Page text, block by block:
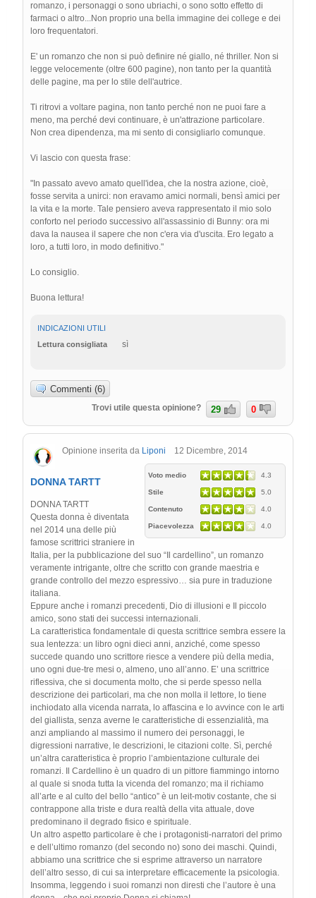
romanzo, i personaggi o sono ubriachi, o sono sotto effetto di
farmaci o altro...Non proprio una bella immagine dei college e dei
loro frequentatori.
E' un romanzo che non si può definire né giallo, né thriller. Non si
legge velocemente (oltre 600 pagine), non tanto per la quantità
delle pagine, ma per lo stile dell'autrice.
Ti ritrovi a voltare pagina, non tanto perché non ne puoi fare a
meno, ma perché devi continuare, è un'attrazione particolare.
Non crea dipendenza, ma mi sento di consigliarlo comunque.
Vi lascio con questa frase:
"In passato avevo amato quell'idea, che la nostra azione, cioè,
fosse servita a unirci: non eravamo amici normali, bensì amici per
la vita e la morte. Tale pensiero aveva rappresentato il mio solo
conforto nel periodo successivo all'assassinio di Bunny: ora mi
dava la nausea il sapere che non c'era via d'uscita. Ero legato a
loro, a tutti loro, in modo definitivo."
Lo consiglio.
Buona lettura!
INDICAZIONI UTILI
Lettura consigliata
sì
Commenti (6)
Trovi utile questa opinione? 29 0
Opinione inserita da Liponi 12 Dicembre, 2014
Voto medio 4.3
Stile 5.0
Contenuto 4.0
Piacevolezza 4.0
DONNA TARTT
DONNA TARTT
Questa donna è diventata
nel 2014 una delle più
famose scrittrici straniere in
Italia, per la pubblicazione del suo “Il cardellino”, un romanzo
veramente intrigante, oltre che scritto con grande maestria e
grande controllo del mezzo espressivo… sia pure in traduzione
italiana.
Eppure anche i romanzi precedenti, Dio di illusioni e Il piccolo
amico, sono stati dei successi internazionali.
La caratteristica fondamentale di questa scrittrice sembra essere la
sua lentezza: un libro ogni dieci anni, anziché, come spesso
succede quando uno scrittore riesce a vendere più della media,
uno ogni due-tre mesi o, almeno, uno all’anno. E’ una scrittrice
riflessiva, che si documenta molto, che si perde spesso nella
descrizione dei particolari, ma che non molla il lettore, lo tiene
inchiodato alla vicenda narrata, lo affascina e lo avvince con le arti
del giallista, senza averne le caratteristiche di essenzialità, ma
anzi ampliando al massimo il numero dei personaggi, le
digressioni narrative, le descrizioni, le citazioni colte. Sì, perché
un’altra caratteristica è proprio l’ambientazione culturale dei
romanzi. Il Cardellino è un quadro di un pittore fiammingo intorno
al quale si snoda tutta la vicenda del romanzo; ma il richiamo
all’arte e al culto del bello “antico” è un leit-motiv costante, che si
contrappone alla triste e dura realtà della vita attuale, dove
predominano il degrado fisico e spirituale.
Un altro aspetto particolare è che i protagonisti-narratori del primo
e dell’ultimo romanzo (del secondo no) sono dei maschi. Quindi,
abbiamo una scrittrice che si esprime attraverso un narratore
dell’altro sesso, di cui sa interpretare efficacemente la psicologia.
Insomma, leggendo i suoi romanzi non diresti che l’autore è una